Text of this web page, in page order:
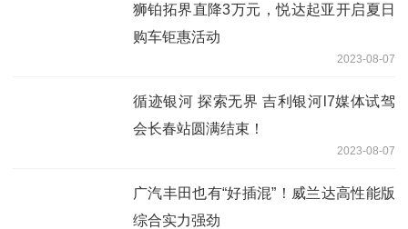
狮铂拓界直降3万元，悦达起亚开启夏日
购车钜惠活动
2023-08-07
循迹银河 探索无界 吉利银河l7媒体试驾
会长春站圆满结束！
2023-08-07
广汽丰田也有“好插混”！威兰达高性能版
综合实力强劲